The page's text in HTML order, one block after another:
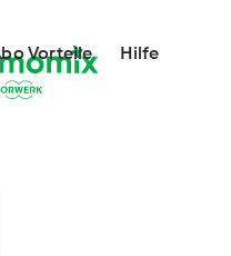
Vorteile Hilfe